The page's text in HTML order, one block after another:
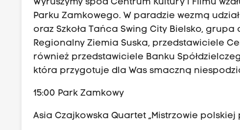
Wyruszymy spod Centrum Kultury i Filmu
Parku Zamkowego. W paradzie wezmą
oraz Szkoła Tańca Swing City Bielsko, grupa
Regionalny Ziemia Suska, przedstawiciele
również przedstawiciele Banku
która przygotuje dla Was smaczną
15:00 Park Zamkowy
Asia Czajkowska Quartet „Mistrzowie polskiej